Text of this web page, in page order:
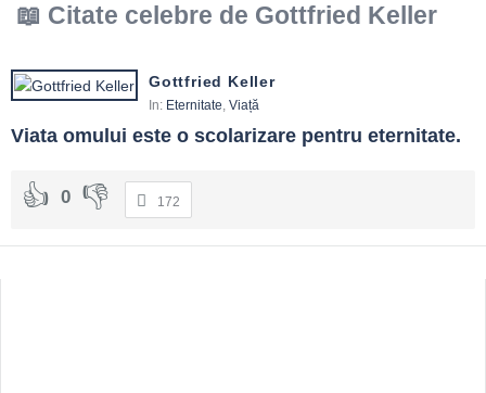
Citate celebre de Gottfried Keller
Gottfried Keller
In: Eternitate, Viață
Viata omului este o scolarizare pentru eternitate.
0 172